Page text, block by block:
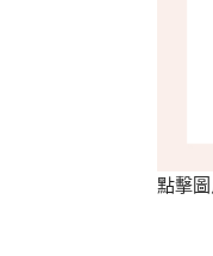
點擊